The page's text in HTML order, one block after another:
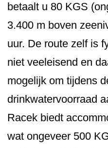
betaalt u 80 KGS
3.400 m boven
uur. De route zelf is
niet veeleisend en
mogelijk om tijdens
drinkwatervoorraad
Racek biedt
wat ongeveer 500